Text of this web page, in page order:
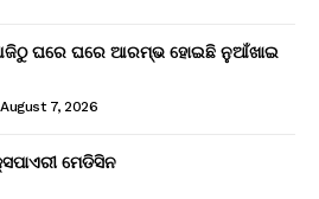
ଘରେ ଘରେ ଆରମ୍ଭ ହୋଇଛି ନୁଆଁଖାଇ
August 7, 2026
ମେଡିସିନ